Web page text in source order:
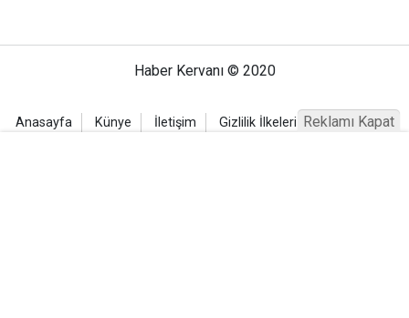
Haber Kervanı © 2020
Anasayfa Künye İletişim Gizlilik İlkeleri Sitene Ekle
Reklamı Kapat